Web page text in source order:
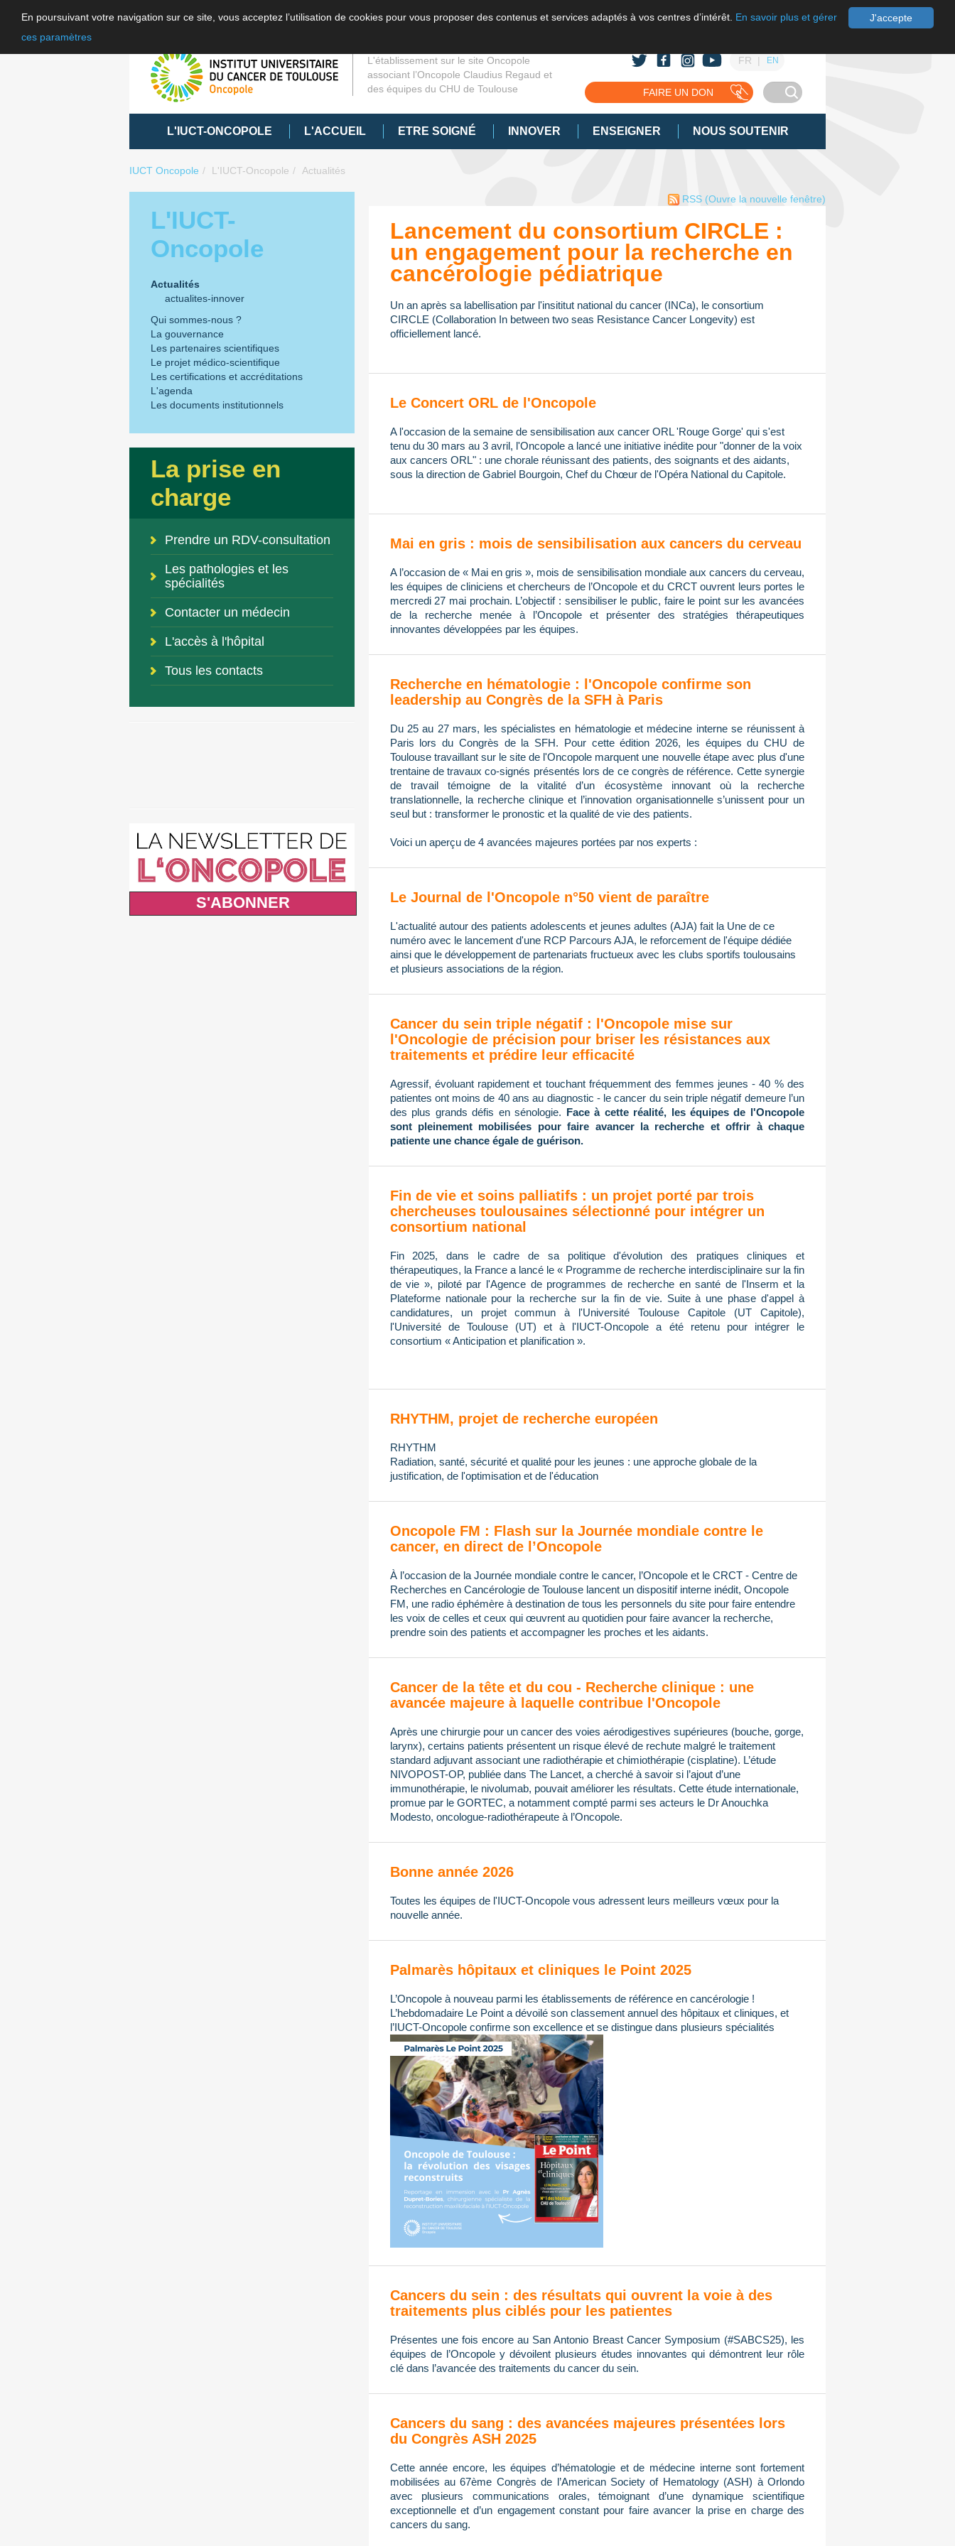
J'accepte
En poursuivant votre navigation sur ce site, vous acceptez l’utilisation de cookies pour vous proposer des contenus et services adaptés à vos centres d’intérêt. En savoir plus et gérer
ces paramètres
L'établissement sur le site Oncopole
associant l’Oncopole Claudius Regaud et
des équipes du CHU de Toulouse
FR EN
FAIRE UN DON
L'IUCT-ONCOPOLE L'ACCUEIL ETRE SOIGNÉ INNOVER ENSEIGNER NOUS SOUTENIR
IUCT Oncopole L'IUCT-Oncopole Actualités
L'IUCT-
Oncopole
Actualités
actualites-innover
Qui sommes-nous ?
La gouvernance
Les partenaires scientifiques
Le projet médico-scientifique
Les certifications et accréditations
L'agenda
Les documents institutionnels
La prise en
charge
Prendre un RDV-consultation
Les pathologies et les
spécialités
Contacter un médecin
L'accès à l'hôpital
Tous les contacts
S'ABONNER
RSS (Ouvre la nouvelle fenêtre)
Lancement du consortium CIRCLE :
un engagement pour la recherche en
cancérologie pédiatrique
Un an après sa labellisation par l'insititut national du cancer (INCa), le consortium
CIRCLE (Collaboration In between two seas Resistance Cancer Longevity) est
officiellement lancé.
Le Concert ORL de l'Oncopole
A l'occasion de la semaine de sensibilisation aux cancer ORL 'Rouge Gorge' qui s'est
tenu du 30 mars au 3 avril, l'Oncopole a lancé une initiative inédite pour "donner de la voix
aux cancers ORL" : une chorale réunissant des patients, des soignants et des aidants,
sous la direction de Gabriel Bourgoin, Chef du Chœur de l'Opéra National du Capitole.
Mai en gris : mois de sensibilisation aux cancers du cerveau
A l’occasion de « Mai en gris », mois de sensibilisation mondiale aux cancers du cerveau,
les équipes de cliniciens et chercheurs de l’Oncopole et du CRCT ouvrent leurs portes le
mercredi 27 mai prochain. L’objectif : sensibiliser le public, faire le point sur les avancées
de la recherche menée à l’Oncopole et présenter des stratégies thérapeutiques
innovantes développées par les équipes.
Recherche en hématologie : l'Oncopole confirme son
leadership au Congrès de la SFH à Paris
Du 25 au 27 mars, les spécialistes en hématologie et médecine interne se réunissent à
Paris lors du Congrès de la SFH. Pour cette édition 2026, les équipes du CHU de
Toulouse travaillant sur le site de l'Oncopole marquent une nouvelle étape avec plus d'une
trentaine de travaux co-signés présentés lors de ce congrès de référence. Cette synergie
de travail témoigne de la vitalité d’un écosystème innovant où la recherche
translationnelle, la recherche clinique et l’innovation organisationnelle s’unissent pour un
seul but : transformer le pronostic et la qualité de vie des patients.
Voici un aperçu de 4 avancées majeures portées par nos experts :
Le Journal de l'Oncopole n°50 vient de paraître
L'actualité autour des patients adolescents et jeunes adultes (AJA) fait la Une de ce
numéro avec le lancement d'une RCP Parcours AJA, le reforcement de l'équipe dédiée
ainsi que le développement de partenariats fructueux avec les clubs sportifs toulousains
et plusieurs associations de la région.
Cancer du sein triple négatif : l'Oncopole mise sur
l'Oncologie de précision pour briser les résistances aux
traitements et prédire leur efficacité
Agressif, évoluant rapidement et touchant fréquemment des femmes jeunes - 40 % des
patientes ont moins de 40 ans au diagnostic - le cancer du sein triple négatif demeure l’un
des plus grands défis en sénologie. Face à cette réalité, les équipes de l'Oncopole
sont pleinement mobilisées pour faire avancer la recherche et offrir à chaque
patiente une chance égale de guérison.
Fin de vie et soins palliatifs : un projet porté par trois
chercheuses toulousaines sélectionné pour intégrer un
consortium national
Fin 2025, dans le cadre de sa politique d'évolution des pratiques cliniques et
thérapeutiques, la France a lancé le « Programme de recherche interdisciplinaire sur la fin
de vie », piloté par l'Agence de programmes de recherche en santé de l'Inserm et la
Plateforme nationale pour la recherche sur la fin de vie. Suite à une phase d'appel à
candidatures, un projet commun à l'Université Toulouse Capitole (UT Capitole),
l'Université de Toulouse (UT) et à l'IUCT-Oncopole a été retenu pour intégrer le
consortium « Anticipation et planification ».
RHYTHM, projet de recherche européen
RHYTHM
Radiation, santé, sécurité et qualité pour les jeunes : une approche globale de la
justification, de l'optimisation et de l'éducation
Oncopole FM : Flash sur la Journée mondiale contre le
cancer, en direct de l’Oncopole
À l’occasion de la Journée mondiale contre le cancer, l’Oncopole et le CRCT - Centre de
Recherches en Cancérologie de Toulouse lancent un dispositif interne inédit, Oncopole
FM, une radio éphémère à destination de tous les personnels du site pour faire entendre
les voix de celles et ceux qui œuvrent au quotidien pour faire avancer la recherche,
prendre soin des patients et accompagner les proches et les aidants.
Cancer de la tête et du cou - Recherche clinique : une
avancée majeure à laquelle contribue l'Oncopole
Après une chirurgie pour un cancer des voies aérodigestives supérieures (bouche, gorge,
larynx), certains patients présentent un risque élevé de rechute malgré le traitement
standard adjuvant associant une radiothérapie et chimiothérapie (cisplatine). L’étude
NIVOPOST-OP, publiée dans The Lancet, a cherché à savoir si l’ajout d’une
immunothérapie, le nivolumab, pouvait améliorer les résultats. Cette étude internationale,
promue par le GORTEC, a notamment compté parmi ses acteurs le Dr Anouchka
Modesto, oncologue-radiothérapeute à l’Oncopole.
Bonne année 2026
Toutes les équipes de l'IUCT-Oncopole vous adressent leurs meilleurs vœux pour la
nouvelle année.
Palmarès hôpitaux et cliniques le Point 2025
L’Oncopole à nouveau parmi les établissements de référence en cancérologie !
L’hebdomadaire Le Point a dévoilé son classement annuel des hôpitaux et cliniques, et
l’IUCT-Oncopole confirme son excellence et se distingue dans plusieurs spécialités
Cancers du sein : des résultats qui ouvrent la voie à des
traitements plus ciblés pour les patientes
Présentes une fois encore au San Antonio Breast Cancer Symposium (#SABCS25), les
équipes de l’Oncopole y dévoilent plusieurs études innovantes qui démontrent leur rôle
clé dans l’avancée des traitements du cancer du sein.
Cancers du sang : des avancées majeures présentées lors
du Congrès ASH 2025
Cette année encore, les équipes d’hématologie et de médecine interne sont fortement
mobilisées au 67ème Congrès de l’American Society of Hematology (ASH) à Orlondo
avec plusieurs communications orales, témoignant d’une dynamique scientifique
exceptionnelle et d’un engagement constant pour faire avancer la prise en charge des
cancers du sang.